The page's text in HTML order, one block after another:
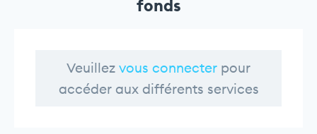
fonds
Veuillez vous connecter pour
accéder aux différents services